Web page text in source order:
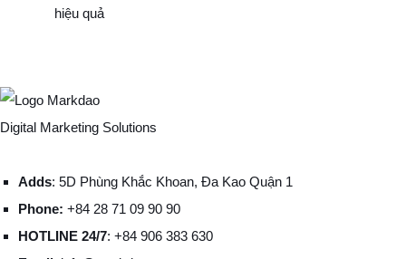
hiệu quả
Digital Marketing Solutions
Adds: 5D Phùng Khắc Khoan, Đa Kao Quận 1
Phone: +84 28 71 09 90 90
HOTLINE 24/7: +84 906 383 630